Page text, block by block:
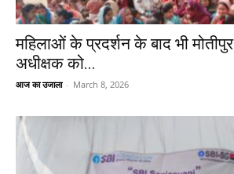
महिलाओं के प्रदर्शन के बाद भी
अधीक्षक को...
आज का उजाला - March 8, 2026